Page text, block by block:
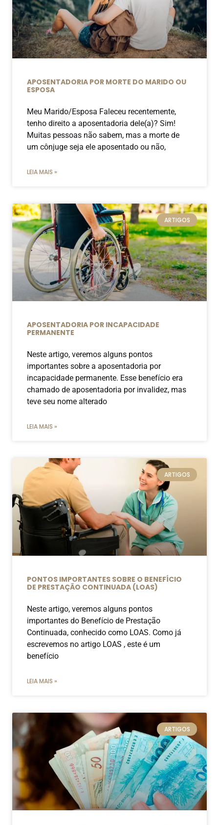
APOSENTADORIA POR MORTE DO MARIDO OU
ESPOSA
Meu Marido/Esposa Faleceu recentemente,
tenho direito a aposentadoria dele(a)? Sim!
Muitas pessoas não sabem, mas a morte de
um cônjuge seja ele aposentado ou não,
LEIA MAIS »
ARTIGOS
APOSENTADORIA POR INCAPACIDADE
PERMANENTE
Neste artigo, veremos alguns pontos
importantes sobre a aposentadoria por
incapacidade permanente. Esse benefício era
chamado de aposentadoria por invalidez, mas
teve seu nome alterado
LEIA MAIS »
ARTIGOS
PONTOS IMPORTANTES SOBRE O BENEFÍCIO
DE PRESTAÇÃO CONTINUADA (LOAS)
Neste artigo, veremos alguns pontos
importantes do Benefício de Prestação
Continuada, conhecido como LOAS. Como já
escrevemos no artigo LOAS , este é um
benefício
LEIA MAIS »
ARTIGOS